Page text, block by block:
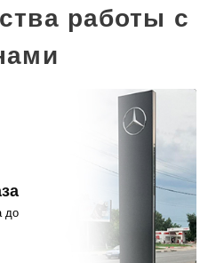
работы с
до